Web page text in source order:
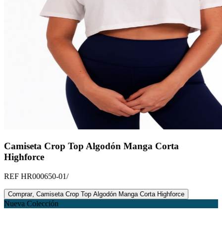
Camiseta Crop Top Algodón Manga Corta
Highforce
REF HR000650-01/
Comprar, Camiseta Crop Top Algodón Manga Corta Highforce
Nueva Colección